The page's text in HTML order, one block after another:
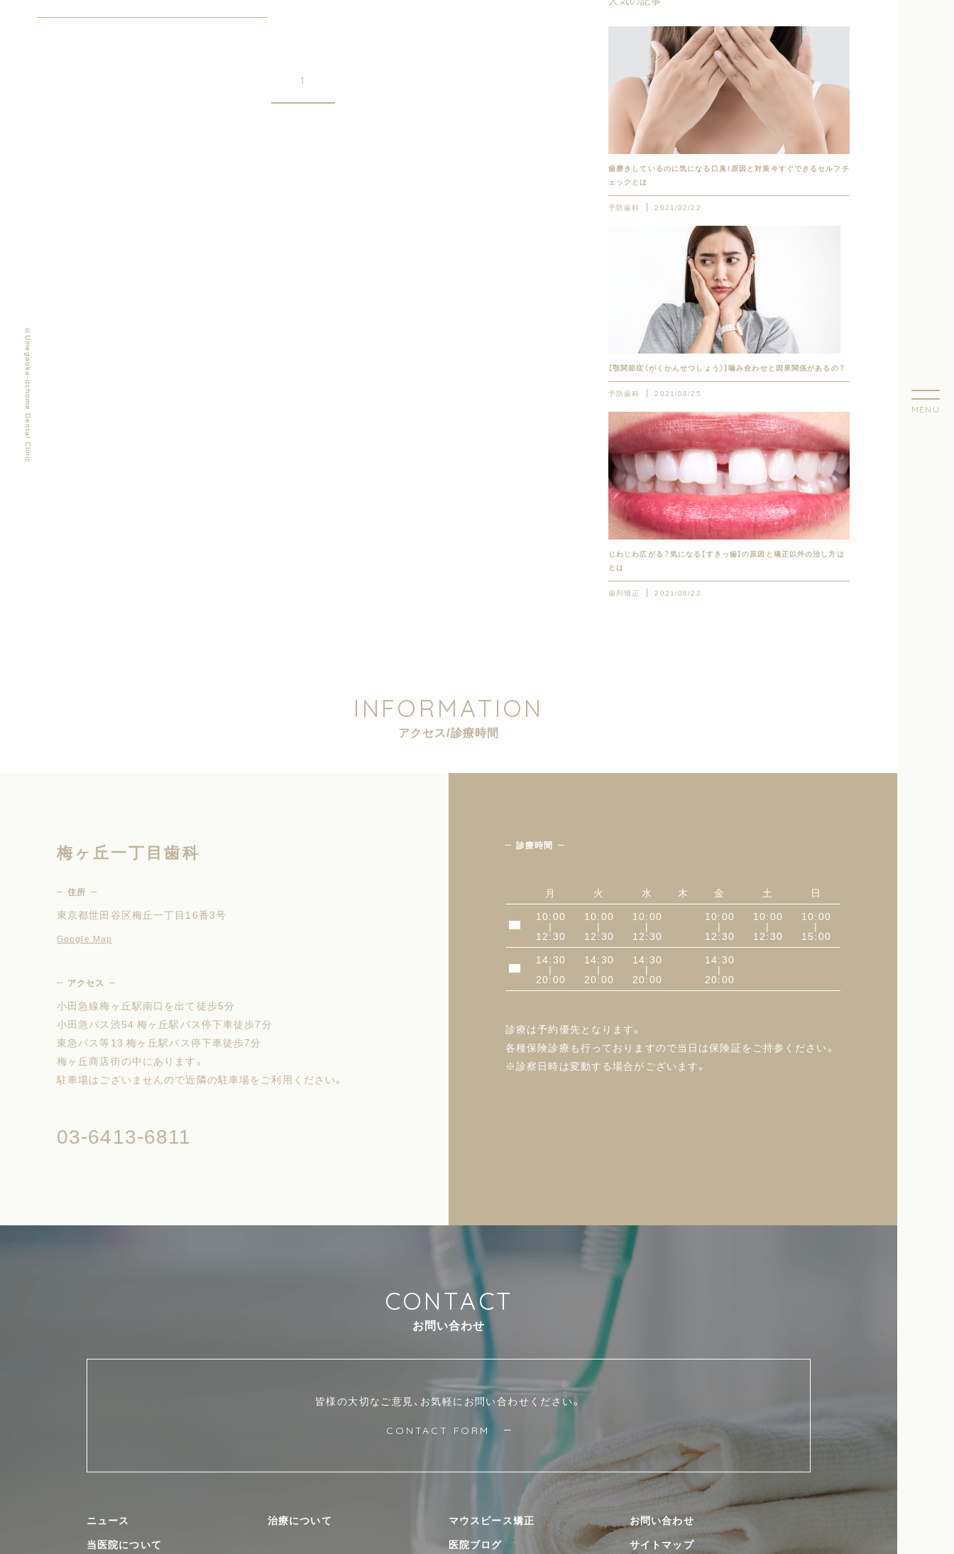
©Umegaoka-itchome Dental Clinic
1
歯磨きしているのに気になる口臭！原因と対策今すぐできるセルフチ
ェックとは
予防歯科 2021/02/22
【顎関節症（がくかんせつしょう）】噛み合わせと因果関係があるの？
予防歯科 2021/08/25
じわじわ広がる？気になる【すきっ歯】の原因と矯正以外の治し方は
とは
歯列矯正 2021/06/22
I N FO RMATION
アクセス/診療時間
梅ヶ丘一丁目歯科
住所
東京都世田谷区梅丘一丁目16番3号
Google Map
アクセス
小田急線梅ヶ丘駅南口を出て徒歩5分
小田急バス渋54 梅ヶ丘駅バス停下車徒歩7分
東急バス等13 梅ヶ丘駅バス停下車徒歩7分
梅ヶ丘商店街の中にあります。
駐車場はございませんので近隣の駐車場をご利用ください。
03-6413-6811
診療時間
月 火 水 木 金 土 日
10:00
|
12:30
10:00
|
12:30
10:00
|
12:30
10:00
|
12:30
10:00
|
12:30
10:00
|
15:00
14:30
|
20:00
14:30
|
20:00
14:30
|
20:00
14:30
|
20:00
診療は予約優先となります。
各種保険診療も行っておりますので当日は保険証をご持参ください。
※診察日時は変動する場合がございます。
CONTACT
お問い合わせ
皆様の大切なご意見、お気軽にお問い合わせください。
CONTACT FORM
ニュース
当医院について
治療について
マウスピース矯正
医院ブログ
お問い合わせ
サイトマップ